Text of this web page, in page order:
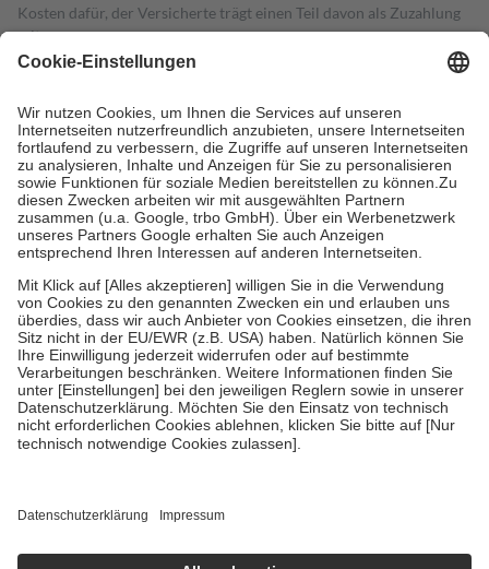
Kosten dafür, der Versicherte trägt einen Teil davon als Zuzahlung
mit.
Grundsätzlich leisten Mitglieder Zuzahlungen in Höhe von zehn
höchstens zehn Euro.
Es sind jedoch nie mehr als die tatsächlichen
Kosten der Leistung zu entrichten.
Diese Regeln gelten grundsätzlich auch für Online-Apotheken.
Bei Heilmitteln und häuslicher Krankenpflege beträgt die
Zuzahlung zehn Prozent der Kosten sowie zehn Euro je
Verordnung.
Um das Engagement der Versicherten für ihre eigene Gesundheit zu
stärken und die besondere Stellung der Familie zu unterstützen,
fallenkeine Zuzahlungenan bei:
• Kindern und Jugendlichen bis zum vollendeten 18. Lebensjahr
mit Ausnahme der Fahrkosten
• Untersuchungen zur Vorsorge und Früherkennung, die von der
GKV getragen werden
• empfohlenen Schutzimpfungen
• Harn- und Blutteststreifen
getroffen, um sicherzustellen, dass es sich um echte Bewertungen
https://help.etrusted.com/hc/de/articles/4419944605341